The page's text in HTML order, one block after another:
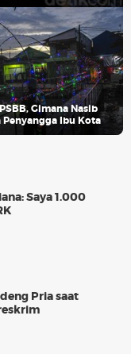
Gimana Nasib
Ibu Kota
Saya 1.000
Pria saat